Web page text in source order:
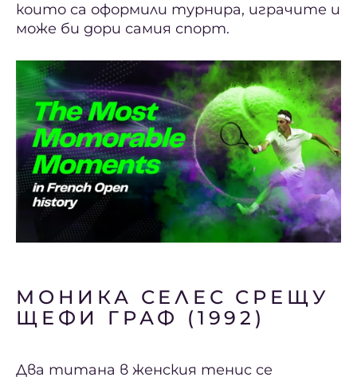
които са оформили турнира, играчите и
може би дори самия спорт.
МОНИКА СЕЛЕС СРЕЩУ
ЩЕФИ ГРАФ (1992)
Два титана в женския тенис се